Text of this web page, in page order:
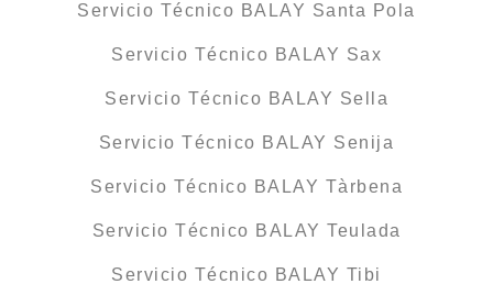
Servicio Técnico BALAY Santa Pola
Servicio Técnico BALAY Sax
Servicio Técnico BALAY Sella
Servicio Técnico BALAY Senija
Servicio Técnico BALAY Tàrbena
Servicio Técnico BALAY Teulada
Servicio Técnico BALAY Tibi